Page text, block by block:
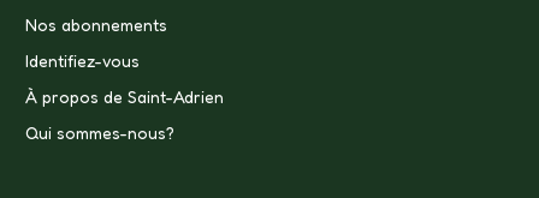
Nos abonnements
Identifiez-vous
À propos de Saint-Adrien
Qui sommes-nous?